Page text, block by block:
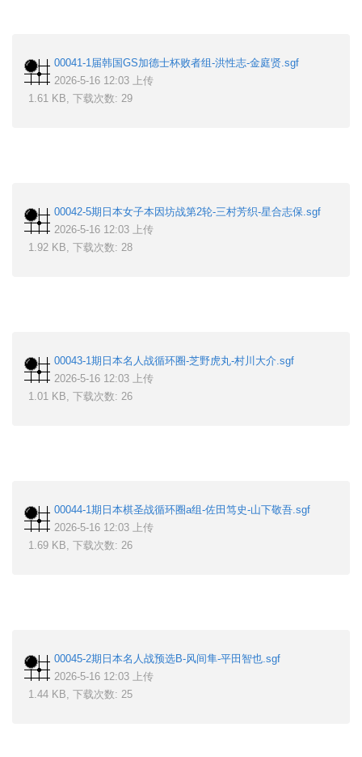
00041-1届韩国GS加德士杯败者组-洪性志-金庭贤.sgf
2026-5-16 12:03 上传
1.61 KB, 下载次数: 29
00042-5期日本女子本因坊战第2轮-三村芳织-星合志保.sgf
2026-5-16 12:03 上传
1.92 KB, 下载次数: 28
00043-1期日本名人战循环圈-芝野虎丸-村川大介.sgf
2026-5-16 12:03 上传
1.01 KB, 下载次数: 26
00044-1期日本棋圣战循环圈a组-佐田笃史-山下敬吾.sgf
2026-5-16 12:03 上传
1.69 KB, 下载次数: 26
00045-2期日本名人战预选B-风间隼-平田智也.sgf
2026-5-16 12:03 上传
1.44 KB, 下载次数: 25